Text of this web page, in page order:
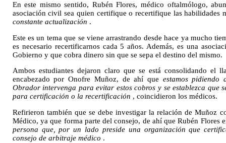
En este mismo sentido, Rubén Flores, médico oftalmólogo,
asociación civil sea quien certifique o recertifique las habilidades
constante actualización .
Este es un tema que se viene arrastrando desde hace ya mucho
es necesario recertificarnos cada 5 años. Además, es una
Gobierno y que cobra dinero sin que se sepa el destino del mismo.
Ambos estudiantes dejaron claro que se está consolidando el
encabezado por Onofre Muñoz, de ahí que estamos pidiendo
Obrador intervenga para evitar estos cobros y se establezca que
para certificación o la recertificación , coincidieron los médicos.
Refirieron también que se debe investigar la relación de Muñoz
Médico, ya que forma parte del consejo, de ahí que Rubén Flores
persona que, por un lado preside una organización que
consejo de arbitraje médico .